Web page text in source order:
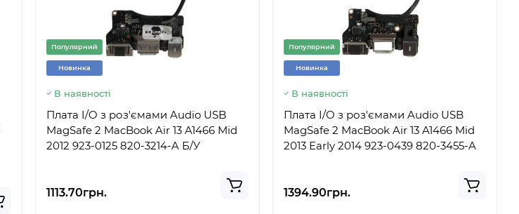
Популярний
Новинка
В наявності
Плата I/O з роз'ємами Audio USB
MagSafe 2 MacBook Air 13 A1466 Mid
2012 923-0125 820-3214-A Б/У
1113.70грн.
Популярний
Новинка
В наявності
Плата I/O з роз'ємами Audio USB
MagSafe 2 MacBook Air 13 A1466 Mid
2013 Early 2014 923-0439 820-3455-A
1394.90грн.